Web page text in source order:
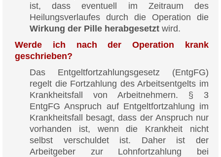
ist, dass eventuell im Zeitraum des
Heilungsverlaufes durch die Operation die
Wirkung der Pille herabgesetzt wird.
Werde ich nach der Operation krank
geschrieben?
Das Entgeltfortzahlungsgesetz (EntgFG)
regelt die Fortzahlung des Arbeitsentgelts im
Krankheitsfall von Arbeitnehmern. § 3
EntgFG Anspruch auf Entgeltfortzahlung im
Krankheitsfall besagt, dass der Anspruch nur
vorhanden ist, wenn die Krankheit nicht
selbst verschuldet ist. Daher ist der
Arbeitgeber zur Lohnfortzahlung bei